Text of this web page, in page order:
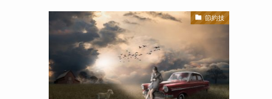
節約技